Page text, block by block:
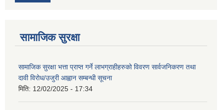
सामाजिक सुरक्षा
सामाजिक सुरक्षा भत्ता प्राप्त गर्ने लाभग्राहीहरुको विवरण सार्वजनिकरण तथा
दावी विरोध/उजुरी आह्वान सम्बन्धी सूचना
मिति: 12/02/2025 - 17:34